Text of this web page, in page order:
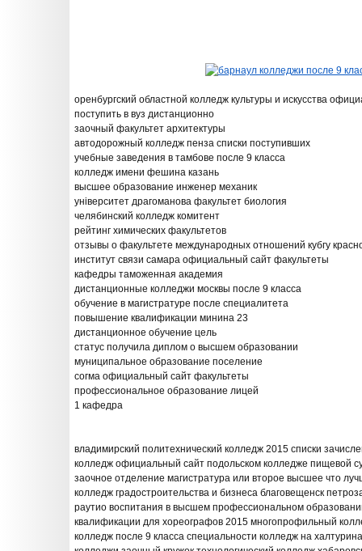
оренбургский областной колледж культуры и искусства
поступить в вуз дистанционно
заочный факультет архитектуры
автодорожный колледж пенза списки поступивших
учебные заведения в тамбове после 9 класса
колледж имени фешина казань
высшее образование инженер механик
університет драгоманова факультет биология
челябинский колледж комитент
рейтинг химических факультетов
отзывы о факультете международных отношений кубгу
институт связи самара официальный сайт факультеты
кафедры таможенная академия
дистанционные колледжи москвы после 9 класса
обучение в магистратуре после специалитета
повышение квалификации минина 23
дистанционное обучение цель
статус получила диплом о высшем образовании
муниципальное образование поселение
согма официальный сайт факультеты
профессиональное образование лицей
1 кафедра
владимирский политехнический колледж 2015 списки
колледж официальный сайт подольском колледже пищевой
заочное отделение магистратура или второе высшее что
колледж градостроительства и бизнеса благовещенск
раутио воспитания в высшем профессиональном
квалификации для хореографов 2015 многопрофильный
колледж после 9 класса специальности колледж на